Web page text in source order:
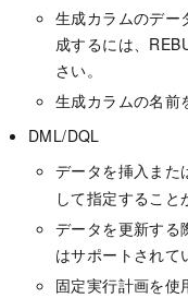
生成カラムのデー
成するには、
さい。
生成カラムの名前
DML/DQL
データを挿入また
して指定すること
データを更新する
はサポートされて
固定実行計画を使